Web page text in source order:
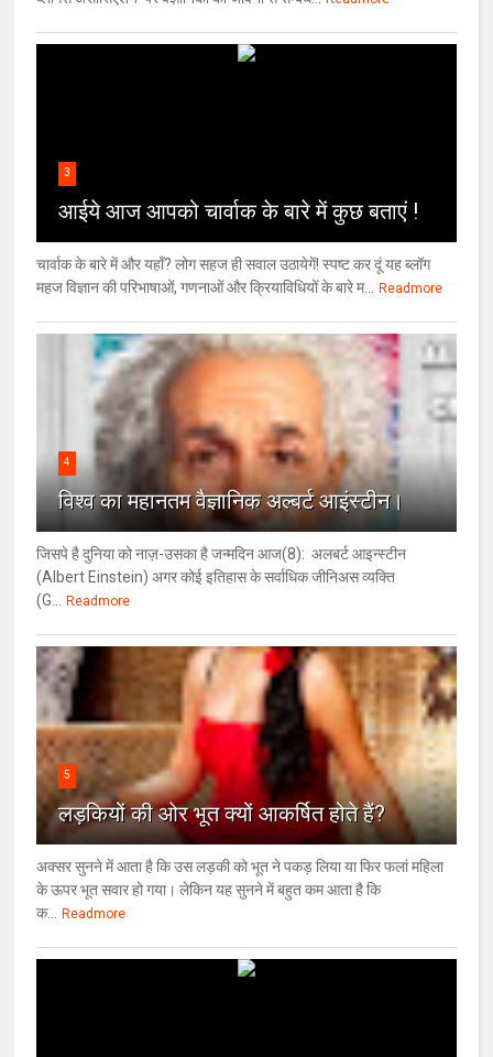
3
आईये आज आपको चार्वाक के बारे में कुछ बताएं !
चार्वाक के बारे में और यहाँ? लोग सहज ही सवाल उठायेगें! स्पष्ट कर दूं यह ब्लॉग
महज विज्ञान की परिभाषाओं, गणनाओं और क्रियाविधियों के बारे म...
Readmore
4
विश्‍व का महानतम वैज्ञानिक अल्बर्ट आइंस्टीन।
जिसपे है दुनिया को नाज़-उसका है जन्मदिन आज(8): अलबर्ट आइन्स्टीन
(Albert Einstein) अगर कोई इतिहास के सर्वाधिक जीनिअस व्यक्ति
(G...
Readmore
5
लड़कियों की ओर भूत क्‍यों आकर्षित होते हैं?
अक्सर सुनने में आता है कि उस लड़की को भूत ने पकड़ लिया या फिर फलां महिला
के ऊपर भूत सवार हो गया। लेकिन यह सुनने में बहुत कम आता है कि
क...
Readmore